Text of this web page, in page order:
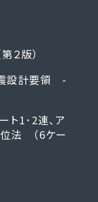
２版）
設計要領 -
ト1･2連、ア
位法 （6ケー